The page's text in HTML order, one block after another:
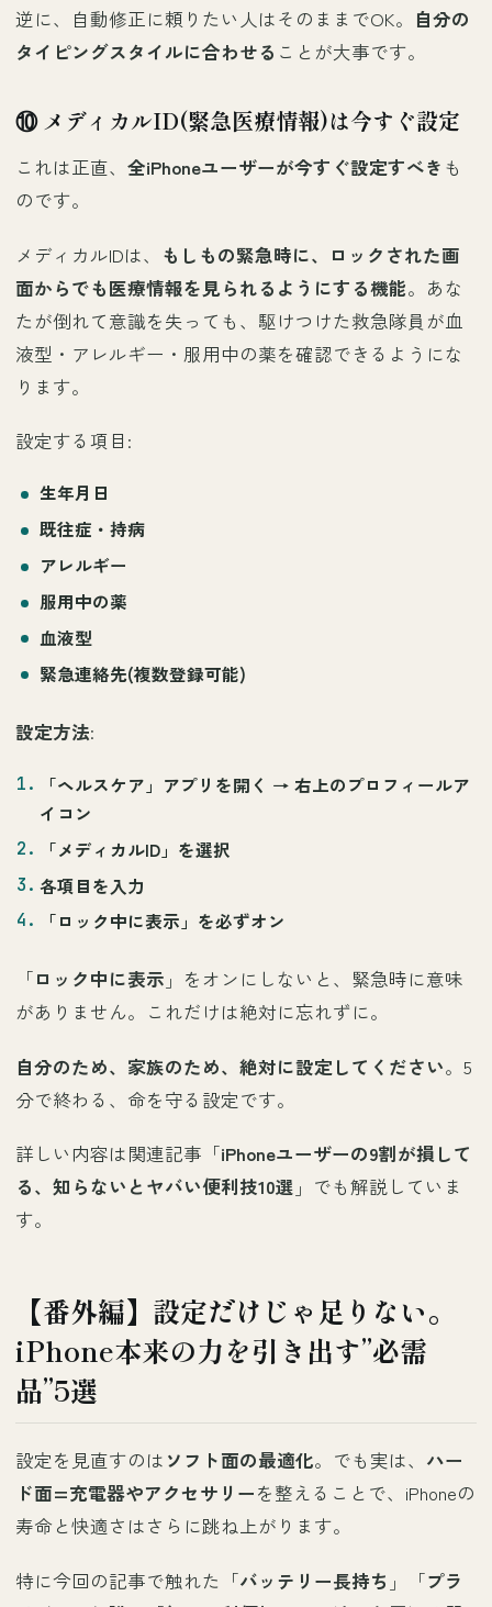
逆に、自動修正に頼りたい人はそのままでOK。 自分の
タイピングスタイルに合わせる ことが大事です。
⑩ メディカルID(緊急医療情報)は今すぐ設定
これは正直、 全iPhoneユーザーが今すぐ設定すべき も
のです。
メディカルIDは、 もしもの緊急時に、ロックされた画
面からでも医療情報を見られるようにする機能。あな
たが倒れて意識を失っても、駆けつけた救急隊員が血
液型・アレルギー・服用中の薬を確認できるようにな
ります。
設定する項目:
生年月日
既往症・持病
アレルギー
服用中の薬
血液型
緊急連絡先(複数登録可能)
設定方法:
「ヘルスケア」アプリ を開く → 右上のプロフィールア
イコン
「メディカルID 」を選択
各項目を入力
「ロック中に表示 」を必ずオン
「ロック中に表示 」をオンにしないと、緊急時に意味
がありません。これだけは絶対に忘れずに。
自分のため、家族のため、絶対に設定してください。5
分で終わる、命を守る設定です。
詳しい内容は関連記事「iPhoneユーザーの9割が損して
る、知らないとヤバい便利技10選 」でも解説していま
す。
【番外編】設定だけじゃ足りない。
iPhone本来の力を引き出す”必需
品”5選
設定を見直すのは ソフト面の最適化。でも実は、 ハー
ド面=充電器やアクセサリーを整えることで、iPhoneの
寿命と快適さはさらに跳ね上がります。
特に今回の記事で触れた「バッテリー長持ち 」「プラ